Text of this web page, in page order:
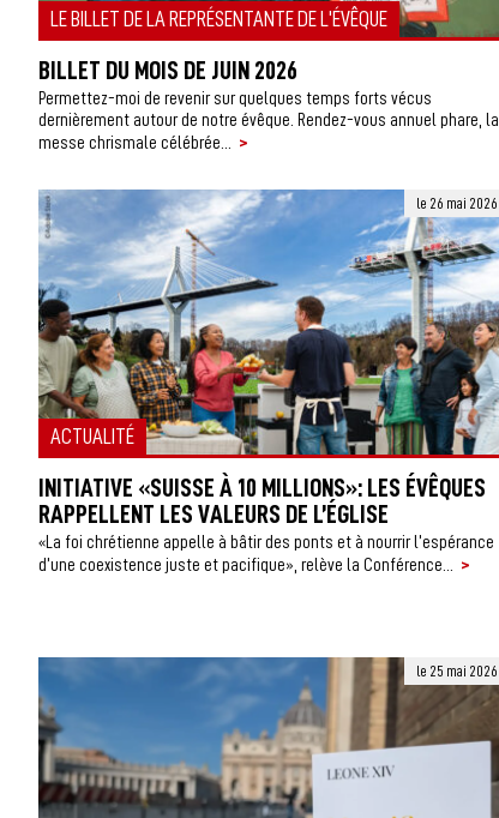
LE BILLET DE LA REPRÉSENTANTE DE L'ÉVÊQUE
BILLET DU MOIS DE JUIN 2026
Permettez-moi de revenir sur quelques temps forts vécus
dernièrement autour de notre évêque. Rendez-vous annuel phare, la
messe chrismale célébrée...
>
ACTUALITÉ
le 26 mai 2026
INITIATIVE «SUISSE À 10 MILLIONS»: LES ÉVÊQUES
RAPPELLENT LES VALEURS DE L’ÉGLISE
«La foi chrétienne appelle à bâtir des ponts et à nourrir l’espérance
d’une coexistence juste et pacifique», relève la Conférence... >
le 25 mai 2026